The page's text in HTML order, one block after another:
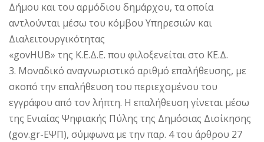
Δήμου και του αρμόδιου δημάρχου, τα οποία
αντλούνται μέσω του κόμβου Υπηρεσιών και
Διαλειτουργικότητας
«govHUB» της Κ.Ε.Δ.Ε. που φιλοξενείται στο ΚΕ.Δ.
3. Μοναδικό αναγνωριστικό αριθμό επαλήθευσης, με
σκοπό την επαλήθευση του περιεχομένου του
εγγράφου από τον λήπτη. Η επαλήθευση γίνεται μέσω
της Ενιαίας Ψηφιακής Πύλης της Δημόσιας Διοίκησης
(gov.gr-ΕΨΠ), σύμφωνα με την παρ. 4 του άρθρου 27